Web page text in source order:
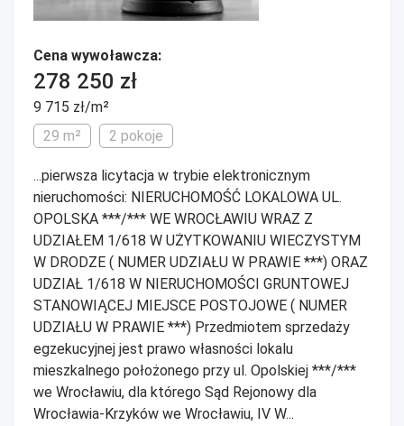
Cena wywoławcza:
278 250 zł
9 715 zł/m²
29 m²
2 pokoje
...pierwsza licytacja w trybie elektronicznym
nieruchomości: NIERUCHOMOŚĆ LOKALOWA UL.
OPOLSKA ***/*** WE WROCŁAWIU WRAZ Z
UDZIAŁEM 1/618 W UŻYTKOWANIU WIECZYSTYM
W DRODZE ( NUMER UDZIAŁU W PRAWIE ***) ORAZ
UDZIAŁ 1/618 W NIERUCHOMOŚCI GRUNTOWEJ
STANOWIĄCEJ MIEJSCE POSTOJOWE ( NUMER
UDZIAŁU W PRAWIE ***) Przedmiotem sprzedaży
egzekucyjnej jest prawo własności lokalu
mieszkalnego położonego przy ul. Opolskiej ***/***
we Wrocławiu, dla którego Sąd Rejonowy dla
Wrocławia-Krzyków we Wrocławiu, IV W...